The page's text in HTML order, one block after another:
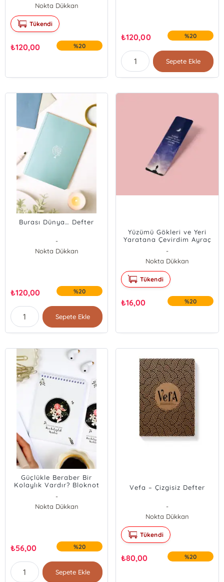
Nokta Dükkan
Tükendi
₺120,00 %20
₺120,00 %20
Sepete Ekle
Burası Dünya… Defter
-
Nokta Dükkan
₺120,00 %20
Sepete Ekle
Yüzümü Gökleri ve Yeri
Yaratana Çevirdim Ayraç
-
Nokta Dükkan
Tükendi
₺16,00 %20
Güçlükle Beraber Bir
Kolaylık Vardır? Bloknot
-
Nokta Dükkan
₺56,00 %20
Sepete Ekle
Vefa – Çizgisiz Defter
-
Nokta Dükkan
Tükendi
₺80,00 %20